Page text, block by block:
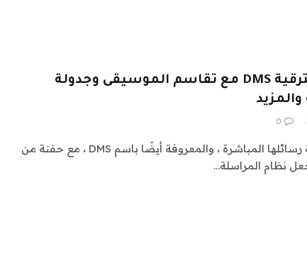
تقوم Instagram بترقية DMS مع تقاسم الموسيقى وجدولة
0
تقوم Instagram بترقية رسائلها المباشرة ، والمعروفة أيضًا باسم DMS ، مع حفنة من
نظام المراسلة…